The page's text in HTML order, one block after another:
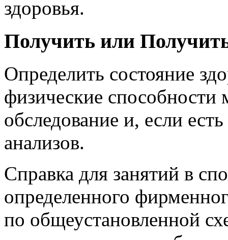
здоровья.
Получить или
Определить состояние
физические способности
обследование и, если
анализов.
Справка для занятий в
определенного
по общеустановленной